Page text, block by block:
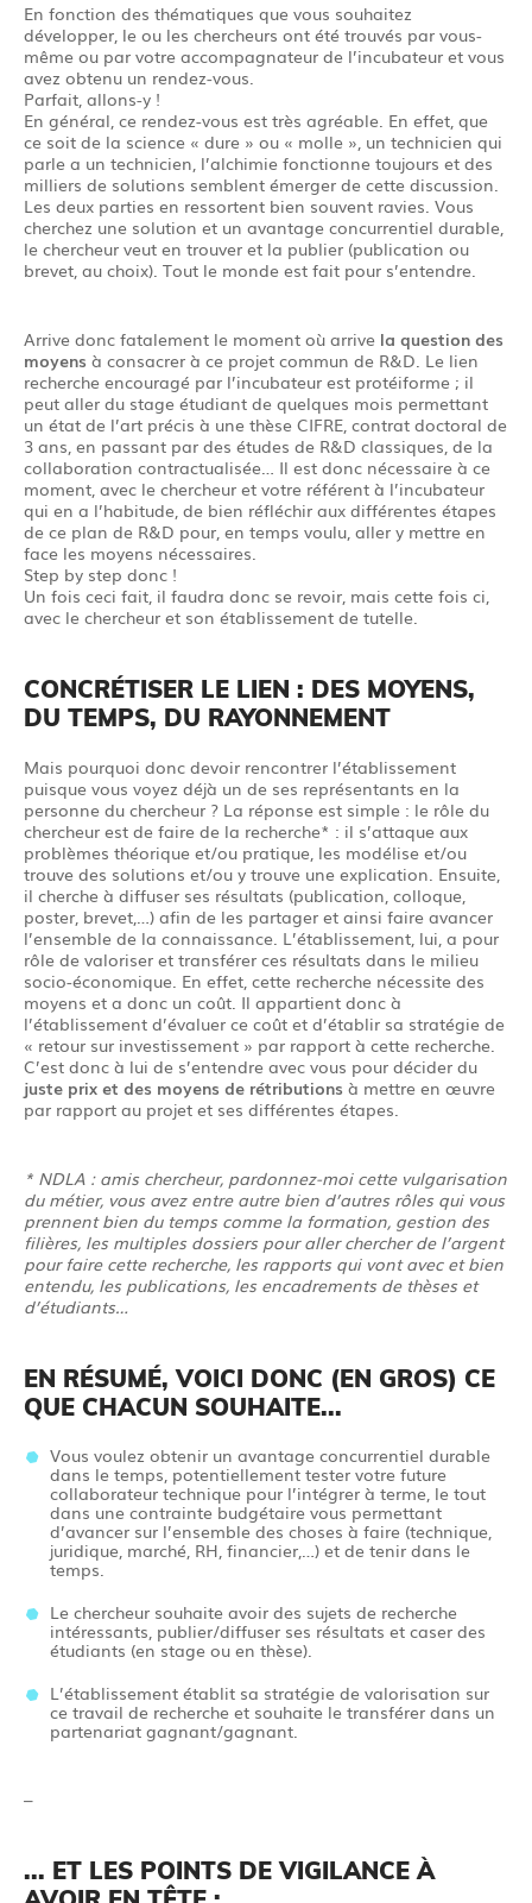
En fonction des thématiques que vous souhaitez
développer, le ou les chercheurs ont été trouvés par vous-
même ou par votre accompagnateur de l’incubateur et vous
avez obtenu un rendez-vous.
Parfait, allons-y !
En général, ce rendez-vous est très agréable. En effet, que
ce soit de la science « dure » ou « molle », un technicien qui
parle a un technicien, l’alchimie fonctionne toujours et des
milliers de solutions semblent émerger de cette discussion.
Les deux parties en ressortent bien souvent ravies. Vous
cherchez une solution et un avantage concurrentiel durable,
le chercheur veut en trouver et la publier (publication ou
brevet, au choix). Tout le monde est fait pour s’entendre.
Arrive donc fatalement le moment où arrive la question des
moyens à consacrer à ce projet commun de R&D. Le lien
recherche encouragé par l’incubateur est protéiforme ; il
peut aller du stage étudiant de quelques mois permettant
un état de l’art précis à une thèse CIFRE, contrat doctoral de
3 ans, en passant par des études de R&D classiques, de la
collaboration contractualisée… Il est donc nécessaire à ce
moment, avec le chercheur et votre référent à l’incubateur
qui en a l’habitude, de bien réfléchir aux différentes étapes
de ce plan de R&D pour, en temps voulu, aller y mettre en
face les moyens nécessaires.
Step by step donc !
Un fois ceci fait, il faudra donc se revoir, mais cette fois ci,
avec le chercheur et son établissement de tutelle.
CONCRÉTISER LE LIEN : DES MOYENS,
DU TEMPS, DU RAYONNEMENT
Mais pourquoi donc devoir rencontrer l’établissement
puisque vous voyez déjà un de ses représentants en la
personne du chercheur ? La réponse est simple : le rôle du
chercheur est de faire de la recherche* : il s’attaque aux
problèmes théorique et/ou pratique, les modélise et/ou
trouve des solutions et/ou y trouve une explication. Ensuite,
il cherche à diffuser ses résultats (publication, colloque,
poster, brevet,…) afin de les partager et ainsi faire avancer
l’ensemble de la connaissance. L’établissement, lui, a pour
rôle de valoriser et transférer ces résultats dans le milieu
socio-économique. En effet, cette recherche nécessite des
moyens et a donc un coût. Il appartient donc à
l’établissement d’évaluer ce coût et d’établir sa stratégie de
« retour sur investissement » par rapport à cette recherche.
C’est donc à lui de s’entendre avec vous pour décider du
juste prix et des moyens de rétributions à mettre en œuvre
par rapport au projet et ses différentes étapes.
* NDLA : amis chercheur, pardonnez-moi cette vulgarisation
du métier, vous avez entre autre bien d’autres rôles qui vous
prennent bien du temps comme la formation, gestion des
filières, les multiples dossiers pour aller chercher de l’argent
pour faire cette recherche, les rapports qui vont avec et bien
entendu, les publications, les encadrements de thèses et
d’étudiants…
EN RÉSUMÉ, VOICI DONC (EN GROS) CE
QUE CHACUN SOUHAITE...
Vous voulez obtenir un avantage concurrentiel durable
dans le temps, potentiellement tester votre future
collaborateur technique pour l’intégrer à terme, le tout
dans une contrainte budgétaire vous permettant
d’avancer sur l’ensemble des choses à faire (technique,
juridique, marché, RH, financier,…) et de tenir dans le
temps.
Le chercheur souhaite avoir des sujets de recherche
intéressants, publier/diffuser ses résultats et caser des
étudiants (en stage ou en thèse).
L’établissement établit sa stratégie de valorisation sur
ce travail de recherche et souhaite le transférer dans un
partenariat gagnant/gagnant.
–
... ET LES POINTS DE VIGILANCE À